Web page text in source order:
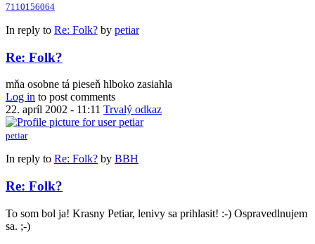
7110156064
In reply to Re: Folk? by petiar
Re: Folk?
mňa osobne tá pieseň hlboko zasiahla
Log in to post comments
22. apríl 2002 - 11:11 Trvalý odkaz
petiar
In reply to Re: Folk? by BBH
Re: Folk?
To som bol ja! Krasny Petiar, lenivy sa prihlasit! :-) Ospravedlnujem
sa. ;-)